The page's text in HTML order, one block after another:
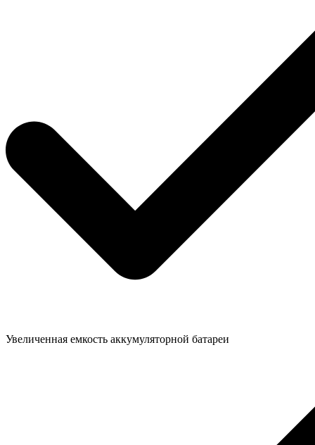
Увеличенная емкость аккумуляторной батареи